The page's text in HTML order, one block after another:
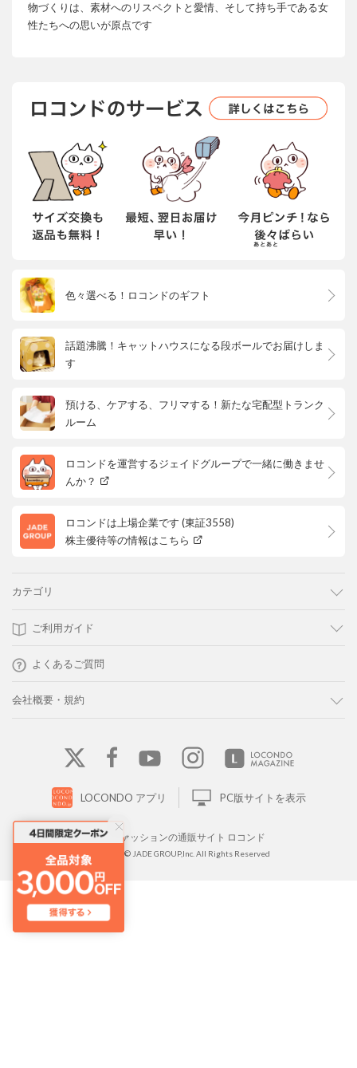
物づくりは、素材へのリスペクトと愛情、そして持ち手である女
性たちへの思いが原点です
色々選べる！ロコンドのギフト
話題沸騰！キャットハウスになる段ボールでお届けしま
す
預ける、ケアする、フリマする！新たな宅配型トランク
ルーム
ロコンドを運営するジェイドグループで一緒に働きませ
んか？
ロコンドは上場企業です (東証3558)
株主優待等の情報はこちら
カテゴリ
ご利用ガイド
よくあるご質問
会社概要・規約
LOCONDO アプリ PC版サイトを表示
靴とファッションの通販サイト ロコンド
Copyright © JADE GROUP,Inc. All Rights Reserved